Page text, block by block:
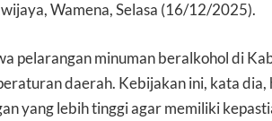
Wamena, Selasa (16/12/2025).
pelarangan minuman beralkohol di
daerah. Kebijakan ini, kata
yang lebih tinggi agar memiliki